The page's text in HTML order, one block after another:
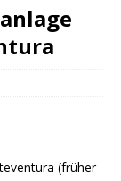
(früher